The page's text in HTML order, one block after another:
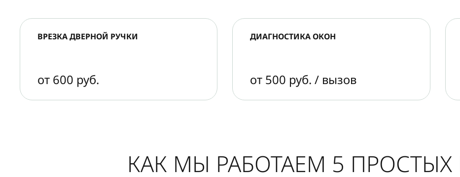
ВРЕЗКА ДВЕРНОЙ РУЧКИ
от 600 руб.
ДИАГНОСТИКА ОКОН
от 500 руб. / вызов
КАК МЫ РАБОТАЕМ 5